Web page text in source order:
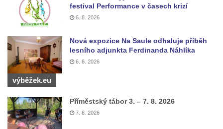
Hrob vojáka Rudé armády na hřbitově v
Horním Jiřetíně
Kenotaf Adolfa, Antona a Gustava
Wolfgangových na hřbitově v Horním
Jiřetíně
Kenotaf Josefa Granznera na hřbitově v
Pomník obětem válek na hřbitově v Horním
Jiřetíně
festival Performance v časech krizí
6. 8. 2026
Nová expozice Na Saule odhaluje příběh
lesního adjunkta Ferdinanda Náhlíka
6. 8. 2026
výběžek.eu
Příměstský tábor 3. – 7. 8. 2026
7. 8. 2026